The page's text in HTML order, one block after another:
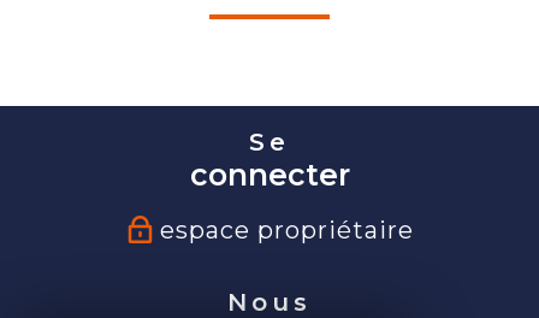
Se
connecter
espace propriétaire
Nous